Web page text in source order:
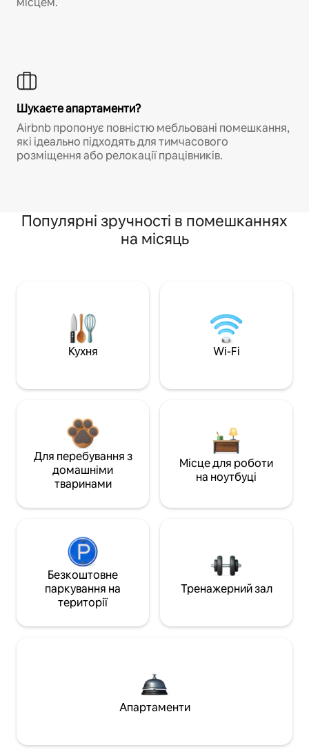
Шукаєте апартаменти?
Airbnb пропонує повністю мебльовані помешкання,
які ідеально підходять для тимчасового
розміщення або релокації працівників.
Популярні зручності в помешканнях
на місяць
Кухня Wi-Fi
Для перебування з
домашніми
тваринами
Місце для роботи
на ноутбуці
Безкоштовне
паркування на
території
Тренажерний зал
Апартаменти